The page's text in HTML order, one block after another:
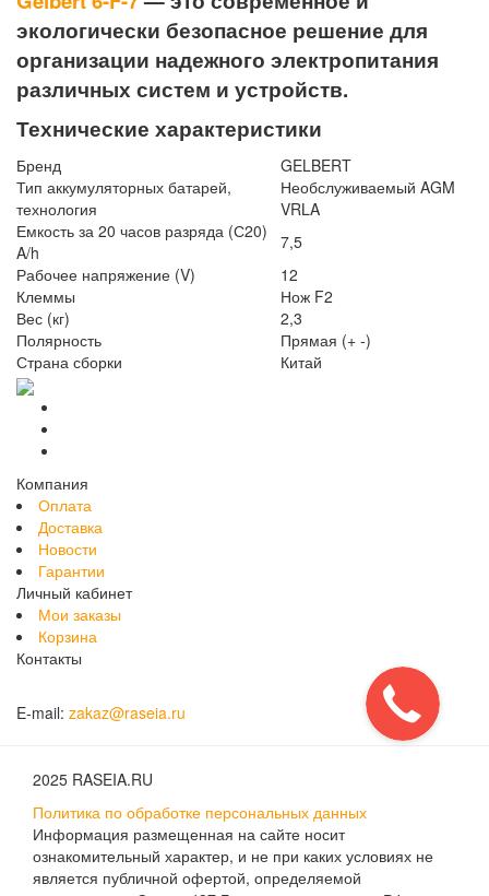
экологически безопасное решение для
организации надежного электропитания
различных систем и устройств.
Технические характеристики
Бренд
GELBERT
Тип аккумуляторных батарей,
технология
Необслуживаемый AGM
VRLA
Емкость за 20 часов разряда (С20)
A/h
7,5
Рабочее напряжение (V)
12
Клеммы
Нож F2
Вес (кг)
2,3
Полярность
Прямая (+ -)
Страна сборки
Китай
Компания
Оплата
Доставка
Новости
Гарантии
Личный кабинет
Мои заказы
Корзина
Контакты
E-mail: zakaz@raseia.ru
2025 RASEIA.RU
Политика по обработке персональных данных
Информация размещенная на сайте носит
ознакомительный характер, и не при каких условиях не
является публичной офертой, определяемой